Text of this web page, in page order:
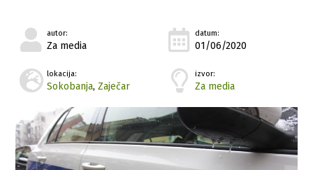
autor:
Za media
datum:
01/06/2020
lokacija:
Sokobanja,Zaječar
izvor:
Za media